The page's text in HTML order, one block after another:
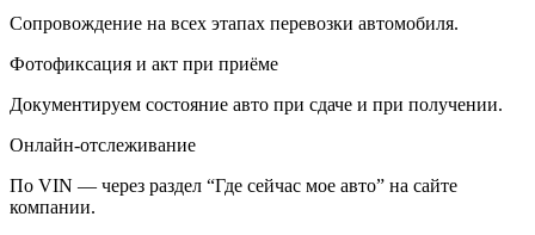
Сопровождение на всех этапах перевозки автомобиля.
Фотофиксация и акт при приёме
Документируем состояние авто при сдаче и при получении.
Онлайн-отслеживание
По VIN — через раздел “Где сейчас мое авто” на сайте
компании.